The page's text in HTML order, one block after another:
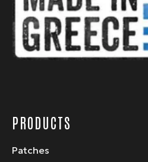
PRODUCTS
Patches